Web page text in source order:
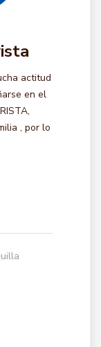
actitud
en el
, por lo